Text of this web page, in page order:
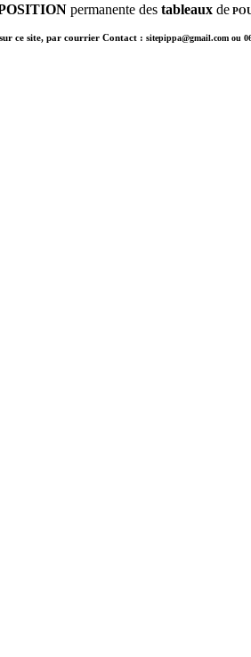
permanente des tableaux de
ce site, par courrier Contact : sitepippa@gmail.com ou